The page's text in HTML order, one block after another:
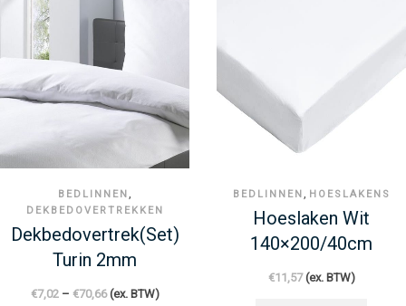
BEDLINNEN
DEKBEDOVERTREKKEN
Dekbedovertrek(set)
Turin 2mm
€7,02– €70,66(ex. BTW)
BEDLINNEN HOESLAKENS
Hoeslaken Wit
140×200/40cm
€11,57(ex. BTW)